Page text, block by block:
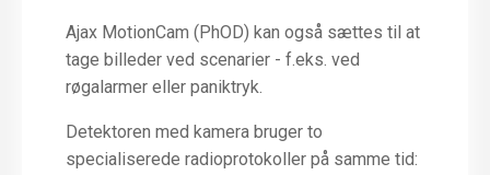
Ajax MotionCam (PhOD) kan også sættes til at
tage billeder ved scenarier - f.eks. ved
røgalarmer eller paniktryk.
Detektoren med kamera bruger to
specialiserede radioprotokoller på samme tid: